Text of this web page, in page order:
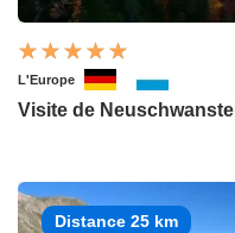
L'Europe
Visite de
Distance 25 km